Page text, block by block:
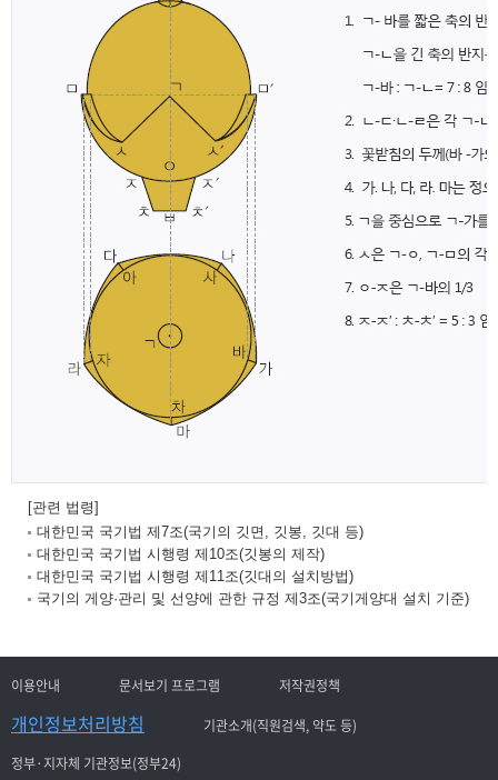
[관련 법령]
대한민국 국기법 제7조(국기의 깃면, 깃봉, 깃대 등)
대한민국 국기법 시행령 제10조(깃봉의 제작)
대한민국 국기법 시행령 제11조(깃대의 설치방법)
국기의 게양·관리 및 선양에 관한 규정 제3조(국기게양대 설치 기준)
이용안내 문서보기 프로그램 저작권정책
개인정보처리방침
기관소개(직원검색, 약도 등)
정부·지자체 기관정보(정부24)